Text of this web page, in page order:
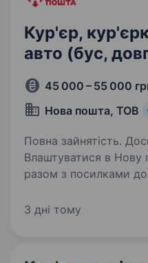
Кур'єр,
авто (бус,
45 000 – 55 000
Нова пошта, ТОВ
Повна зайнятість.
Влаштуватися в
разом з посилками
Ти шукаєш? Ми гарантуємо: Роботу
3 дні тому